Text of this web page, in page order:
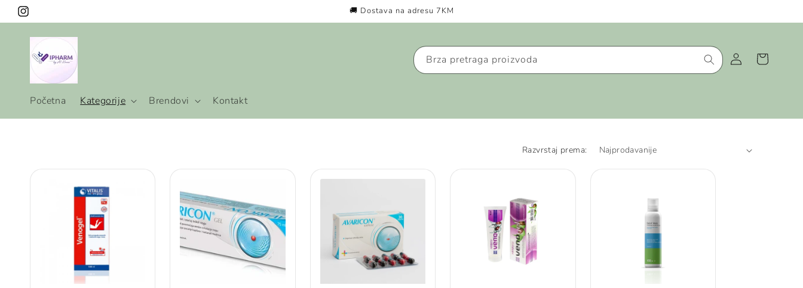
Preskoči
na
sadržaj
Instagram
🚚 Dostava na adresu 7KM
Početna Kategorije Brendovi Kontakt
Brza pretraga proizvoda Prijava Košarica
Razvrstaj prema: